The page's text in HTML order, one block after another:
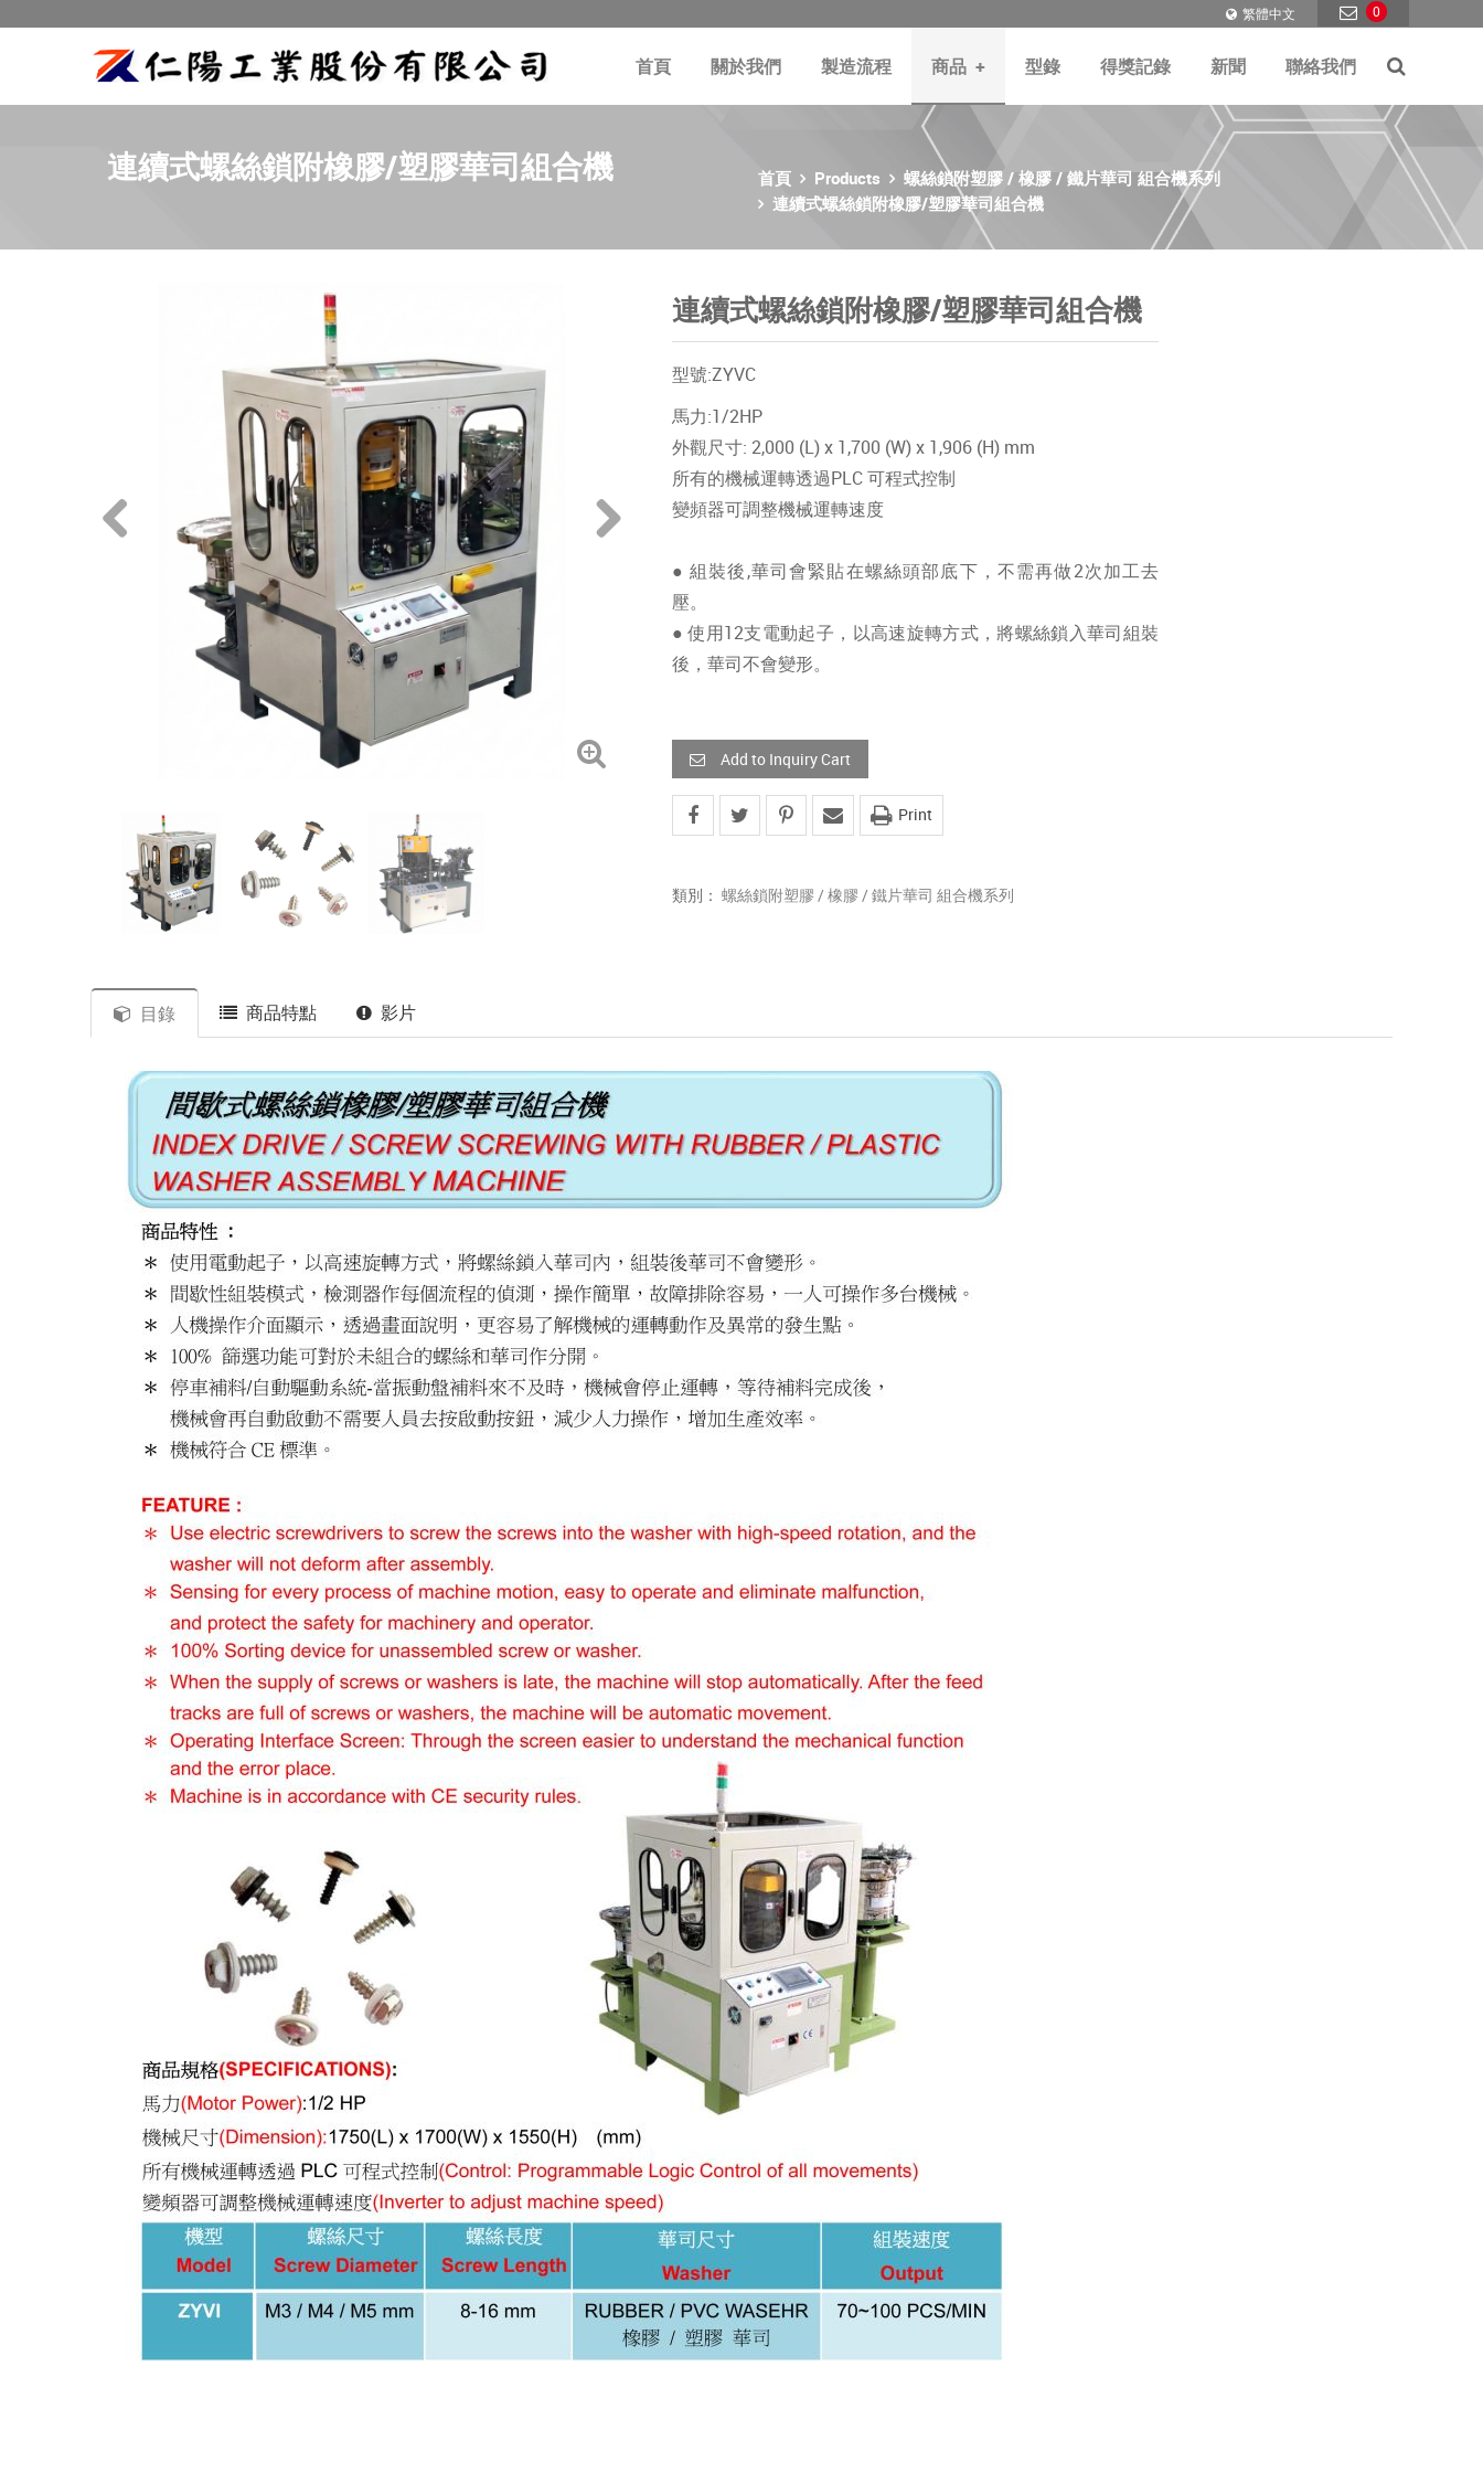
0
繁體中文
首頁 關於我們 製造流程 商品 + 型錄 得獎記錄 新聞 聯絡我們
連續式螺絲鎖附橡膠/塑膠華司組合機 首頁 Products
螺絲鎖附塑膠 / 橡膠 / 鐵片華司 組合機系列
連續式螺絲鎖附橡膠/塑膠華司組合機
連續式螺絲鎖附橡膠/塑膠華司組合機
型號:ZYVC
馬力:1/2HP
外觀尺寸: 2,000 (L) x 1,700 (W) x 1,906 (H) mm
所有的機械運轉透過PLC 可程式控制
變頻器可調整機械運轉速度
● 組裝後,華司會緊貼在螺絲頭部底下，不需再做2次加工去
壓。
● 使用12支電動起子，以高速旋轉方式，將螺絲鎖入華司組裝
後，華司不會變形。
Add to Inquiry Cart
Print
類別： 螺絲鎖附塑膠 / 橡膠 / 鐵片華司 組合機系列
目錄 商品特點 影片